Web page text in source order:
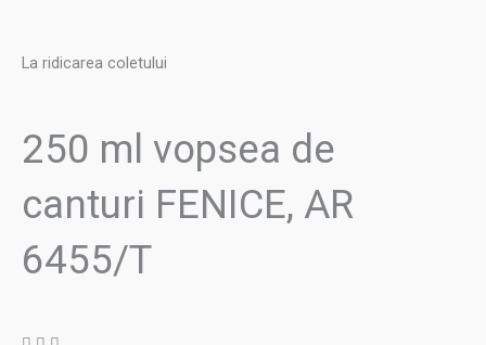
La ridicarea coletului
250 ml vopsea de
canturi FENICE, AR
6455/T